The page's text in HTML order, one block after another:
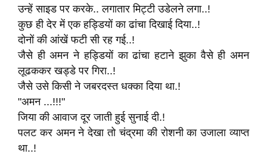
उन्हें साइड पर करके.. लगातार मिट्टी उडेलने लगा..!
कुछ ही देर में एक हड्डियों का ढांचा दिखाई दिया..!
दोनों की आंखें फटी सी रह गई..!
जैसे ही अमन ने हड्डियों का ढांचा हटाने झुका वैसे ही अमन
लूढककर खड्डे पर गिरा..!
जैसे उसे किसी ने जबरदस्त धक्का दिया था.!
"अमन ...!!!"
जिया की आवाज दूर जाती हुई सुनाई दी.!
पलट कर अमन ने देखा तो चंद्रमा की रोशनी का उजाला व्याप्त
था..!